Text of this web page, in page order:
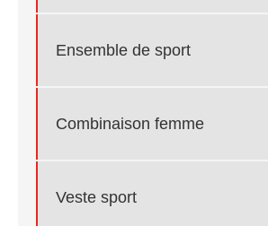
Ensemble de sport
Combinaison femme
Veste sport